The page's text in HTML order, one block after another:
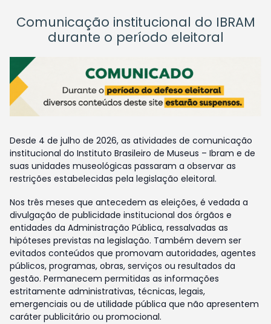
Comunicação institucional do IBRAM
durante o período eleitoral
Desde 4 de julho de 2026, as atividades de comunicação
institucional do Instituto Brasileiro de Museus – Ibram e de
suas unidades museológicas passaram a observar as
restrições estabelecidas pela legislação eleitoral.
Nos três meses que antecedem as eleições, é vedada a
divulgação de publicidade institucional dos órgãos e
entidades da Administração Pública, ressalvadas as
hipóteses previstas na legislação. Também devem ser
evitados conteúdos que promovam autoridades, agentes
públicos, programas, obras, serviços ou resultados da
gestão. Permanecem permitidas as informações
estritamente administrativas, técnicas, legais,
emergenciais ou de utilidade pública que não apresentem
caráter publicitário ou promocional.